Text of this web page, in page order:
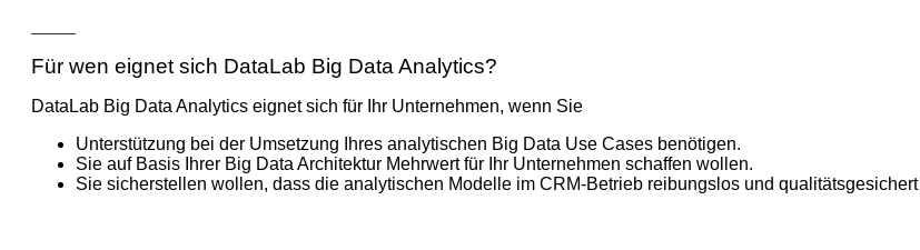
Für wen eignet sich DataLab Big Data Analytics?
DataLab Big Data Analytics eignet sich für Ihr Unternehmen, wenn Sie
Unterstützung bei der Umsetzung Ihres analytischen Big Data Use Cases benötigen.
Sie auf Basis Ihrer Big Data Architektur Mehrwert für Ihr Unternehmen schaffen wollen.
Sie sicherstellen wollen, dass die analytischen Modelle im CRM-Betrieb reibungslos und